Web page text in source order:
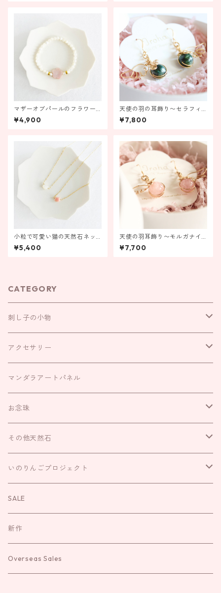
マザーオブパールのフラワー
ブレスレット ピンク 【受注
製作】
¥4,900
天使の羽の耳飾り〜セラフィ
ナイト〜【金具の変更ができ
ます！】
¥7,800
小粒で可愛い猫の天然石ネッ
クレス
¥5,400
天使の羽耳飾り〜モルガナイ
ト〜【金具の変更ができま
す！】
¥7,700
CATEGORY
刺し子の小物
お守り袋
お財布袋
がま口
巾着
キーリング
袱紗
アクセサリー
耳飾り
ネックレス
リング
ブレスレット
マンダラアートパネル
お念珠
IROHAのお念珠
いのりんごプロジェクト
お直し
その他天然石
さざれ
お守り
いのりんごプロジェクト
お念珠
SALE
新作
Overseas Sales